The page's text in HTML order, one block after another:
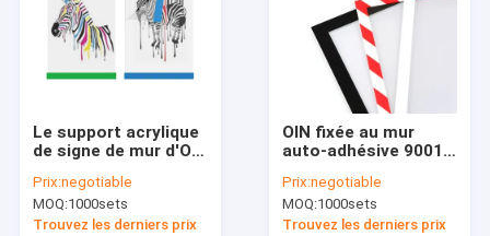
Le support acrylique
de signe de mur d'OIN
au mur d'affiche a
accepté
Prix:negotiable
MOQ:1000sets
Trouvez les derniers prix
OIN fixée au mur
auto-adhésive 9001
d'ODM A4 sur tout le
sans à-coup
extérieur
Prix:negotiable
MOQ:1000sets
Trouvez les derniers prix